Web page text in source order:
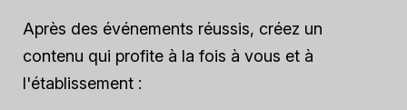
Après des événements réussis, créez un
contenu qui profite à la fois à vous et à
l'établissement :